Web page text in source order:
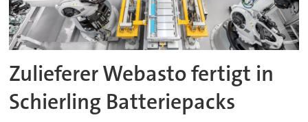
Zulieferer Webasto fertigt in
Schierling Batteriepacks